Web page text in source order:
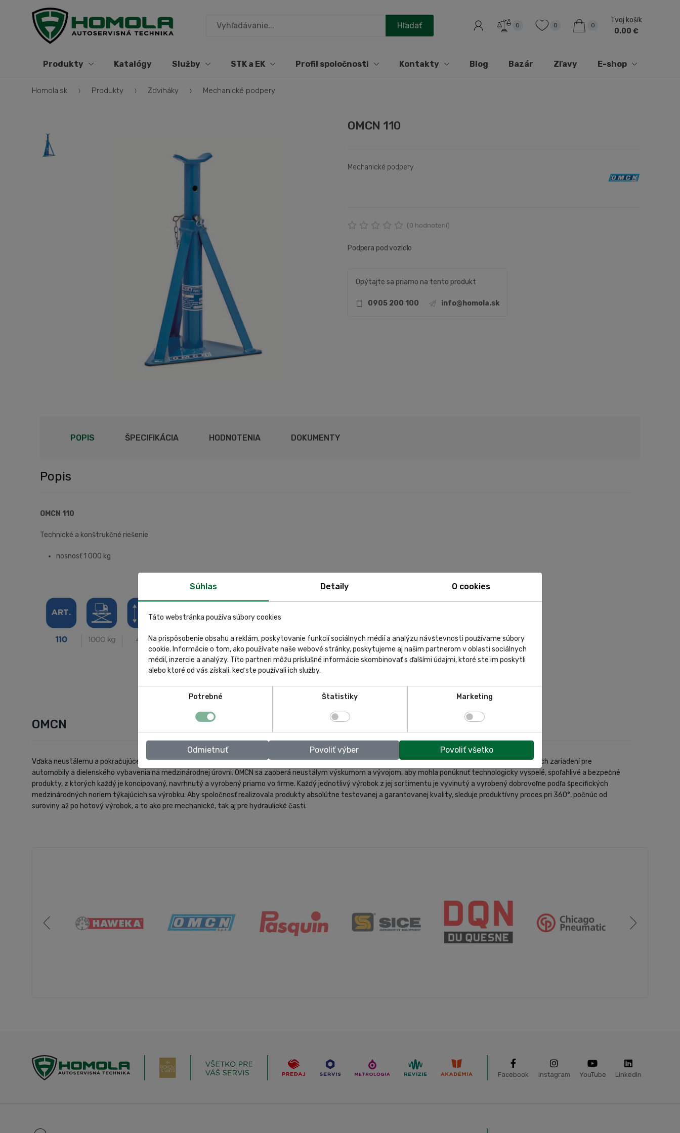
0 0 0
Tvoj košík
0.00 €
Produkty Katalógy Služby STK a EK Profil spoločnosti Kontakty Blog Bazár Zľavy E-shop
Homola.sk Produkty Zdviháky Mechanické podpery
OMCN 110
Mechanické podpery
(0 hodnotení)
Podpera pod vozidlo
Opýtajte sa priamo na tento produkt
0905 200 100 info@homola.sk
POPIS ŠPECIFIKÁCIA HODNOTENIA DOKUMENTY
Popis
OMCN 110
Technické a konštrukčné riešenie
nosnosť 1 000 kg
OMCN
Vďaka neustálemu a pokračujúcemu rastu sa dnes firma OMCN predstavuje zákazníkom ako vedúca spoločnosť v oblasti garážovej techniky, výroby zdvíhacích zariadení pre
automobily a dielenského vybavenia na medzinárodnej úrovni. OMCN sa zaoberá neustálym výskumom a vývojom, aby mohla ponúknuť technologicky vyspelé, spoľahlivé a bezpečné
produkty, z ktorých každý je koncipovaný, navrhnutý a vyrobený priamo vo firme. Každý jednotlivý výrobok z jej sortimentu je vyvinutý a vyrobený dobrovoľne podľa špecifických
medzinárodných noriem týkajúcich sa výrobku. Aby spoločnosť realizovala produkty absolútne testovanej a garantovanej kvality, sleduje produktívny proces pri 360°, počnúc od
suroviny až po hotový výrobok, a to ako pre mechanické, tak aj pre hydraulické časti.
Facebook Instagram YouTube LinkedIn
Súhlas Detaily O cookies
Táto webstránka používa súbory cookies
Na prispôsobenie obsahu a reklám, poskytovanie funkcií sociálnych médií a analýzu návštevnosti používame súbory
cookie. Informácie o tom, ako používate naše webové stránky, poskytujeme aj našim partnerom v oblasti sociálnych
médií, inzercie a analýzy. Títo partneri môžu príslušné informácie skombinovať s ďalšími údajmi, ktoré ste im poskytli
alebo ktoré od vás získali, keď ste používali ich služby.
Potrebné Štatistiky Marketing
Odmietnuť Povoliť výber Povoliť všetko